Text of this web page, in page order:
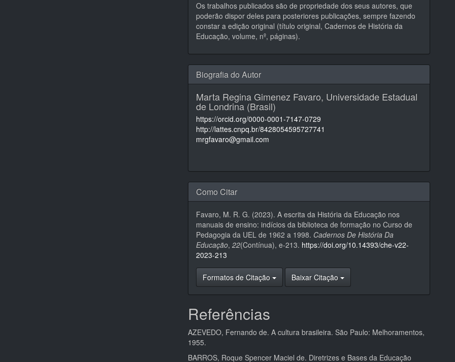
Os trabalhos publicados são de propriedade dos seus autores, que
poderão dispor deles para posteriores publicações, sempre fazendo
constar a edição original (título original, Cadernos de História da
Educação, volume, nº, páginas).
Biografia do Autor
Marta Regina Gimenez Favaro, Universidade Estadual
de Londrina (Brasil)
https://orcid.org/0000-0001-7147-0729
http://lattes.cnpq.br/8428054595727741
mrgfavaro@gmail.com
Como Citar
Favaro, M. R. G. (2023). A escrita da História da Educação nos
manuais de ensino: indícios da biblioteca de formação no Curso de
Pedagogia da UEL de 1962 a 1998. Cadernos De História Da
Educação,22(Contínua), e-213. https://doi.org/10.14393/che-v22-
2023-213
Formatos de Citação Baixar Citação
Referências
AZEVEDO, Fernando de. A cultura brasileira. São Paulo: Melhoramentos,
1955.
BARROS, Roque Spencer Maciel de. Diretrizes e Bases da Educação